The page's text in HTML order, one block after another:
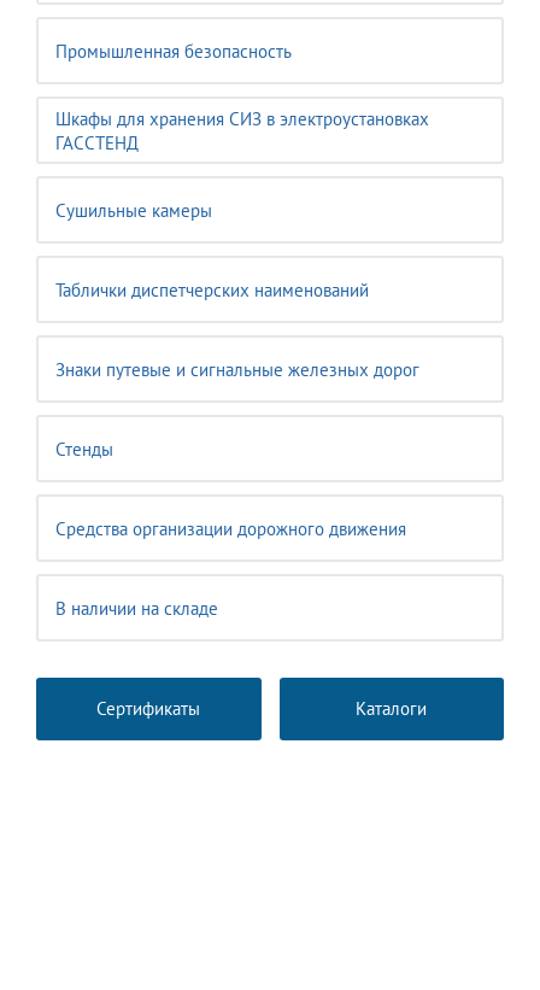
Промышленная безопасность
Шкафы для хранения СИЗ в электроустановках
ГАССТЕНД
Сушильные камеры
Таблички диспетчерских наименований
Знаки путевые и сигнальные железных дорог
Стенды
Средства организации дорожного движения
В наличии на складе
Сертификаты Каталоги